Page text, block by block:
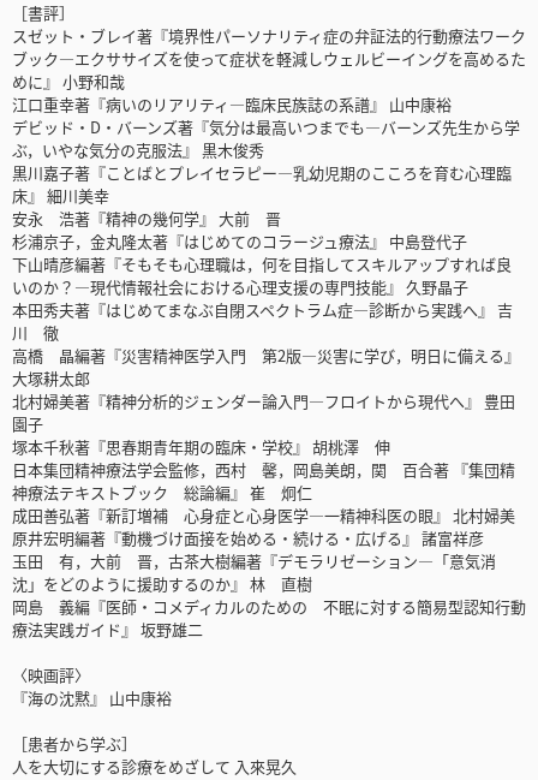
［書評］
スゼット・ブレイ著『境界性パーソナリティ症の弁証法的行動療法ワーク
ブック―エクササイズを使って症状を軽減しウェルビーイングを高めるた
めに』 小野和哉
江口重幸著『病いのリアリティ―臨床民族誌の系譜』 山中康裕
デビッド・D・バーンズ著『気分は最高いつまでも―バーンズ先生から学
ぶ，いやな気分の克服法』 黒木俊秀
黒川嘉子著『ことばとプレイセラピー―乳幼児期のこころを育む心理臨
床』 細川美幸
安永 浩著『精神の幾何学』 大前 晋
杉浦京子，金丸隆太著『はじめてのコラージュ療法』 中島登代子
下山晴彦編著『そもそも心理職は，何を目指してスキルアップすれば良
いのか？―現代情報社会における心理支援の専門技能』 久野晶子
本田秀夫著『はじめてまなぶ自閉スペクトラム症―診断から実践へ』 吉
川 徹
高橋 晶編著『災害精神医学入門 第2版―災害に学び，明日に備える』
大塚耕太郎
北村婦美著『精神分析的ジェンダー論入門―フロイトから現代へ』 豊田
園子
塚本千秋著『思春期青年期の臨床・学校』 胡桃澤 伸
日本集団精神療法学会監修，西村 馨，岡島美朗，関 百合著 『集団精
神療法テキストブック 総論編』 崔 炯仁
成田善弘著『新訂増補 心身症と心身医学―一精神科医の眼』 北村婦美
原井宏明編著『動機づけ面接を始める・続ける・広げる』 諸富祥彦
玉田 有，大前 晋，古茶大樹編著『デモラリゼーション―「意気消
沈」をどのように援助するのか』 林 直樹
岡島 義編『医師・コメディカルのための 不眠に対する簡易型認知行動
療法実践ガイド』 坂野雄二
〈映画評〉
『海の沈黙』 山中康裕
［患者から学ぶ］
人を大切にする診療をめざして 入來晃久